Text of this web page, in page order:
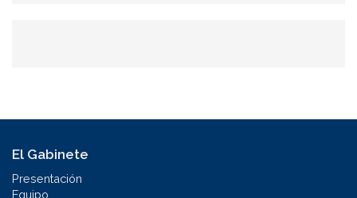
El Gabinete
Presentación
Equipo